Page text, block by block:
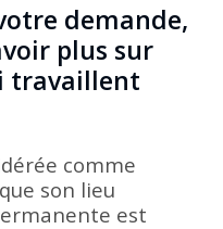
demande,
plus sur
travaillent
comme
son lieu
est